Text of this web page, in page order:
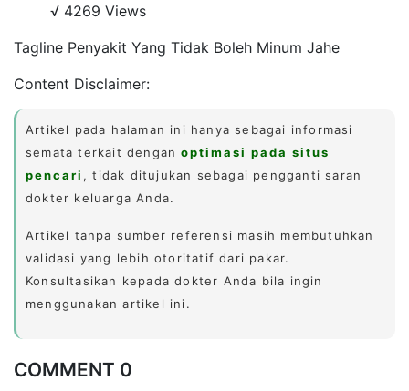
√ 4269 Views
Tagline Penyakit Yang Tidak Boleh Minum Jahe
Content Disclaimer:
Artikel pada halaman ini hanya sebagai informasi
semata terkait denganoptimasi pada situs
pencari , tidak ditujukan sebagai pengganti saran
dokter keluarga Anda.
Artikel tanpa sumber referensi masih membutuhkan
validasi yang lebih otoritatif dari pakar.
Konsultasikan kepada dokter Anda bila ingin
menggunakan artikel ini.
COMMENT 0